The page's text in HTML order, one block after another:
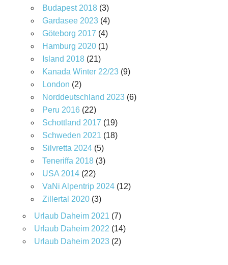
Budapest 2018(3)
Gardasee 2023(4)
Göteborg 2017 (4)
Hamburg 2020(1)
Island 2018(21)
Kanada Winter 22/23(9)
London (2)
Norddeutschland 2023(6)
Peru 2016(22)
Schottland 2017 (19)
Schweden 2021 (18)
Silvretta 2024(5)
Teneriffa 2018(3)
USA 2014(22)
VaNi Alpentrip 2024(12)
Zillertal 2020(3)
Urlaub Daheim 2021 (7)
Urlaub Daheim 2022 (14)
Urlaub Daheim 2023(2)